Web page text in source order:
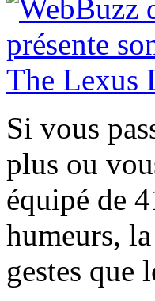
Si vous
plus ou
équipé de
humeurs,
gestes que